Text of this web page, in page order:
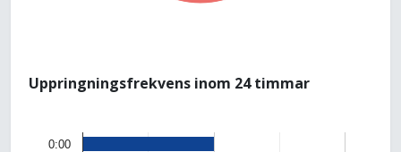
Uppringningsfrekvens inom 24 timmar
0:00